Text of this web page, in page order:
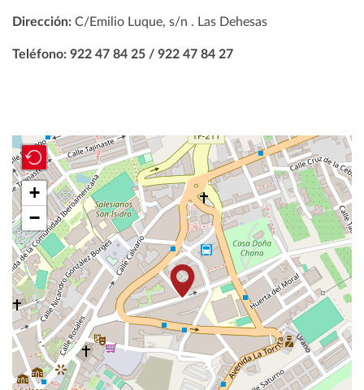
Dirección: C/Emilio Luque, s/n . Las Dehesas
Teléfono: 922 47 84 25 / 922 47 84 27
+
−